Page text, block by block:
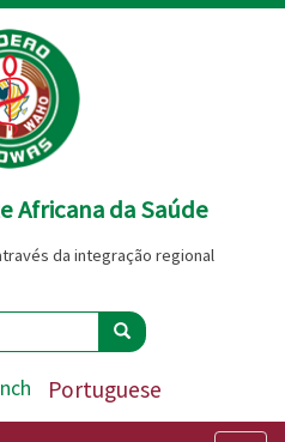
Africana da Saúde
da integração regional
Pesquisar
Portuguese